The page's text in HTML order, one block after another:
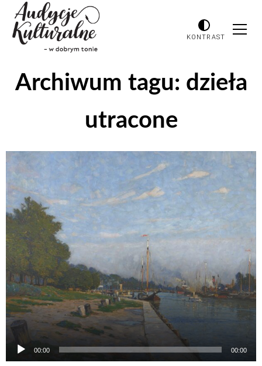
KONTRAST
Archiwum tagu: dzieła
utracone
Odtwarzacz
plików
dźwiękowych
00:00 00:00